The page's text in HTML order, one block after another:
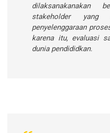
dilaksanakanakan
stakeholder yang
penyelenggaraan
karena itu, evaluasi
dunia pendididkan.